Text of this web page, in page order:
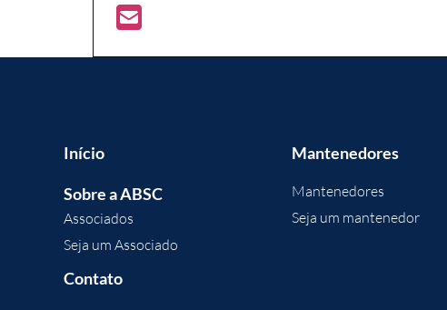
Início
Sobre a ABSC
Associados
Seja um Associado
Contato
Mantenedores
Mantenedores
Seja um mantenedor